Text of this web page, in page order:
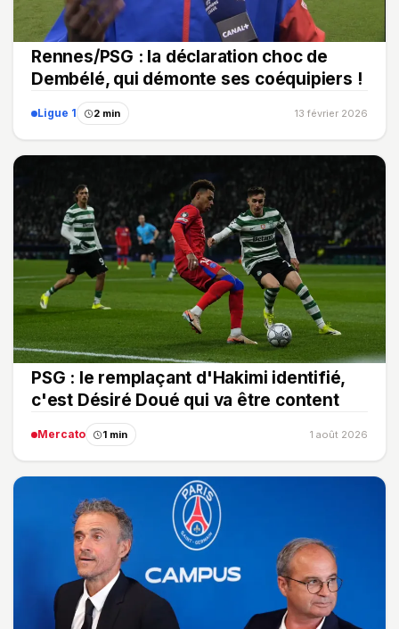
Rennes/PSG : la déclaration choc de
Dembélé, qui démonte ses coéquipiers !
Ligue 1 2 min 13 février 2026
PSG : le remplaçant d'Hakimi identifié,
c'est Désiré Doué qui va être content
Mercato 1 min 1 août 2026